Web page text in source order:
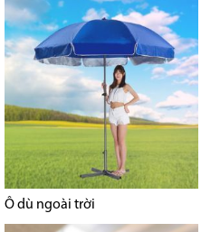
Ô dù ngoài trời